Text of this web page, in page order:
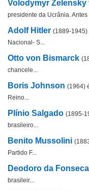
Volodymyr Zelensky
presidente da Ucrânia. Antes
Adolf Hitler (1889-1945)
Nacional- S...
Otto von Bismarck
chancele...
Boris Johnson (1964)
Reino...
Plínio Salgado (1895-
brasileiro...
Benito Mussolini
Partido F...
Deodoro da Fonseca
brasileir...